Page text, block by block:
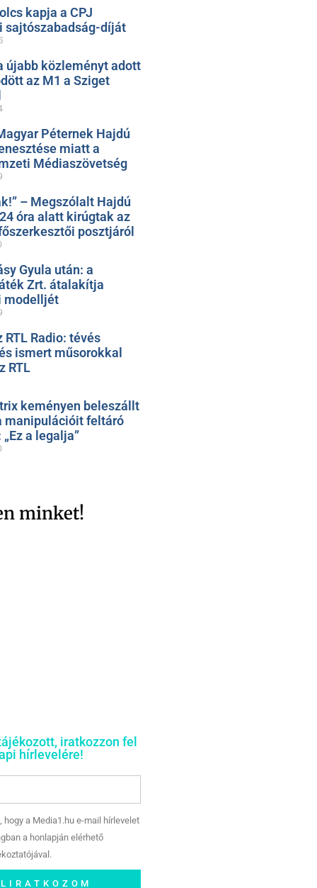
kapja a CPJ
sajtószabadság-díját
újabb közleményt adott
az M1 a Sziget
Péternek Hajdú
miatt a
Médiaszövetség
– Megszólalt Hajdú
óra alatt kirúgtak az
posztjáról
Gyula után: a
Zrt. átalakítja
modelljét
Radio: tévés
ismert műsorokkal
RTL
keményen beleszállt
manipulációit feltáró
a legalja”
minket!
iratkozzon fel
hírlevelére!
hogy a Media1.hu e-mail hírlevelet
a honlapján elérhető